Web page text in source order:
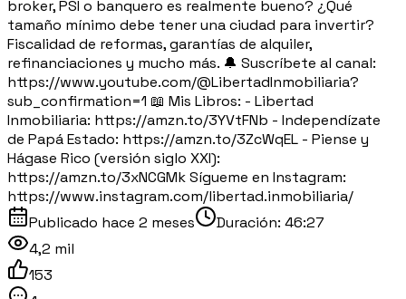
broker, PSI o banquero es realmente bueno? ¿Qué
tamaño mínimo debe tener una ciudad para invertir?
Fiscalidad de reformas, garantías de alquiler,
refinanciaciones y mucho más. 🔔 Suscríbete al canal:
https://www.youtube.com/@LibertadInmobiliaria?
sub_confirmation=1 📖 Mis Libros: - Libertad
Inmobiliaria: https://amzn.to/3YVtFNb - Independízate
de Papá Estado: https://amzn.to/3ZcWqEL - Piense y
Hágase Rico (versión siglo XXI):
https://amzn.to/3xNCGMk Sígueme en Instagram:
https://www.instagram.com/libertad.inmobiliaria/
Publicado hace 2 meses Duración: 46:27
4,2 mil
153